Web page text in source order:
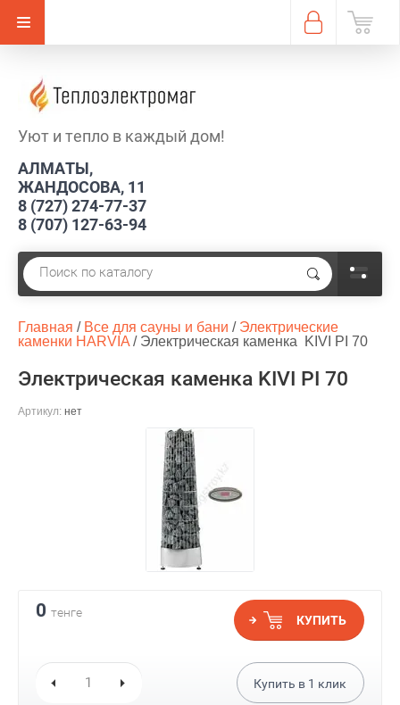
Уют и тепло в каждый дом!
АЛМАТЫ,
ЖАНДОСОВА, 11
8 (727) 274-77-37
8 (707) 127-63-94
Главная / Все для сауны и бани / Электрические
каменки HARVIA / Электрическая каменка  KIVI PI 70
Электрическая каменка KIVI PI 70
Артикул: нет
0 тенге
КУПИТЬ
Купить в 1 клик